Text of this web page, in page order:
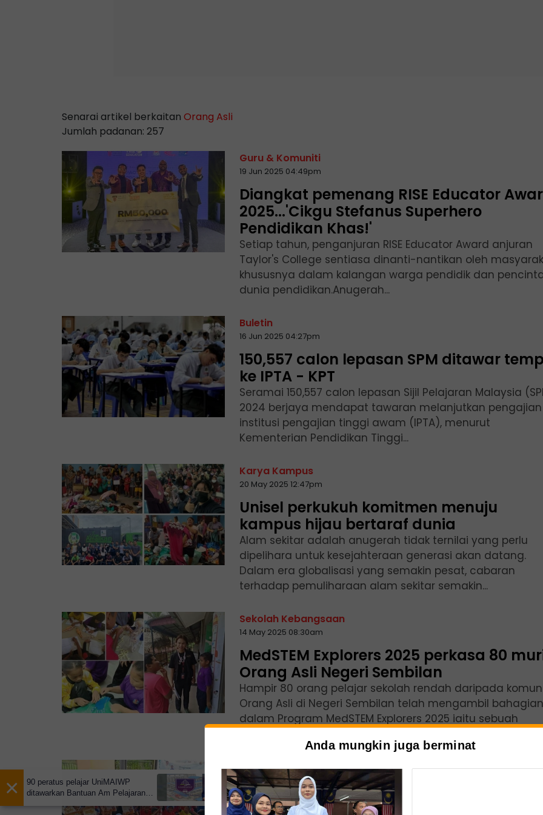
Senarai artikel berkaitan Orang Asli
Jumlah padanan: 257
Guru & Komuniti
19 Jun 2025 04:49pm
Diangkat pemenang RISE Educator
2025...'Cikgu Stefanus Superhero
Pendidikan Khas!'
Setiap tahun, penganjuran RISE Educator Award anjuran
Taylor's College sentiasa dinanti-nantikan oleh
khususnya dalam kalangan warga pendidik dan
dunia pendidikan.Anugerah...
Buletin
16 Jun 2025 04:27pm
150,557 calon lepasan SPM ditawar
ke IPTA - KPT
Seramai 150,557 calon lepasan Sijil Pelajaran Malaysia
2024 berjaya mendapat tawaran melanjutkan pengajian
institusi pengajian tinggi awam (IPTA), menurut
Kementerian Pendidikan Tinggi...
Karya Kampus
20 May 2025 12:47pm
Unisel perkukuh komitmen menuju
kampus hijau bertaraf dunia
Alam sekitar adalah anugerah tidak ternilai yang perlu
dipelihara untuk kesejahteraan generasi akan datang.
Dalam era globalisasi yang semakin pesat, cabaran
terhadap pemuliharaan alam sekitar semakin...
Sekolah Kebangsaan
14 May 2025 08:30am
MedSTEM Explorers 2025 perkasa 80
Orang Asli Negeri Sembilan
Hampir 80 orang pelajar sekolah rendah daripada
Orang Asli di Negeri Sembilan telah mengambil bahagian
dalam Program MedSTEM Explorers 2025 iaitu sebuah
My IPT
09 May 2025 10:00am
Program MedSTEM Explorers 2025 bina
×
90 peratus pelajar UniMAIWP
ditawarkan Bantuan Am Pelajaran
Anda mungkin juga berminat